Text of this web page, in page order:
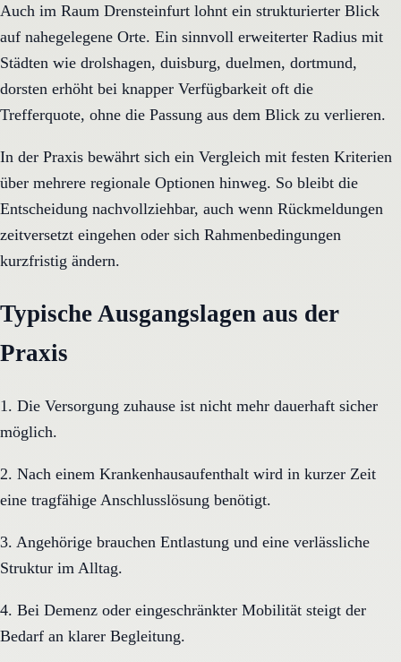
Auch im Raum Drensteinfurt lohnt ein strukturierter Blick
auf nahegelegene Orte. Ein sinnvoll erweiterter Radius mit
Städten wie drolshagen, duisburg, duelmen, dortmund,
dorsten erhöht bei knapper Verfügbarkeit oft die
Trefferquote, ohne die Passung aus dem Blick zu verlieren.
In der Praxis bewährt sich ein Vergleich mit festen Kriterien
über mehrere regionale Optionen hinweg. So bleibt die
Entscheidung nachvollziehbar, auch wenn Rückmeldungen
zeitversetzt eingehen oder sich Rahmenbedingungen
kurzfristig ändern.
Typische Ausgangslagen aus der
Praxis
1. Die Versorgung zuhause ist nicht mehr dauerhaft sicher
möglich.
2. Nach einem Krankenhausaufenthalt wird in kurzer Zeit
eine tragfähige Anschlusslösung benötigt.
3. Angehörige brauchen Entlastung und eine verlässliche
Struktur im Alltag.
4. Bei Demenz oder eingeschränkter Mobilität steigt der
Bedarf an klarer Begleitung.